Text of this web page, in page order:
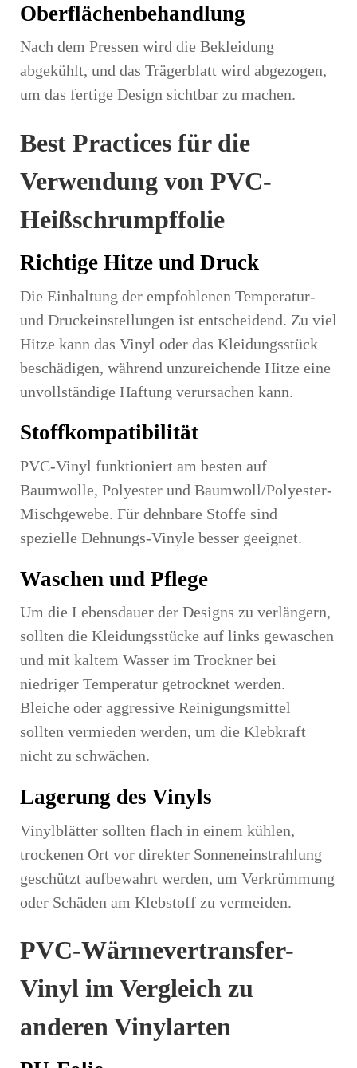
Oberflächenbehandlung
Nach dem Pressen wird die Bekleidung
abgekühlt, und das Trägerblatt wird abgezogen,
um das fertige Design sichtbar zu machen.
Best Practices für die
Verwendung von PVC-
Heißschrumpffolie
Richtige Hitze und Druck
Die Einhaltung der empfohlenen Temperatur-
und Druckeinstellungen ist entscheidend. Zu viel
Hitze kann das Vinyl oder das Kleidungsstück
beschädigen, während unzureichende Hitze eine
unvollständige Haftung verursachen kann.
Stoffkompatibilität
PVC-Vinyl funktioniert am besten auf
Baumwolle, Polyester und Baumwoll/Polyester-
Mischgewebe. Für dehnbare Stoffe sind
spezielle Dehnungs-Vinyle besser geeignet.
Waschen und Pflege
Um die Lebensdauer der Designs zu verlängern,
sollten die Kleidungsstücke auf links gewaschen
und mit kaltem Wasser im Trockner bei
niedriger Temperatur getrocknet werden.
Bleiche oder aggressive Reinigungsmittel
sollten vermieden werden, um die Klebkraft
nicht zu schwächen.
Lagerung des Vinyls
Vinylblätter sollten flach in einem kühlen,
trockenen Ort vor direkter Sonneneinstrahlung
geschützt aufbewahrt werden, um Verkrümmung
oder Schäden am Klebstoff zu vermeiden.
PVC-Wärmevertransfer-
Vinyl im Vergleich zu
anderen Vinylarten